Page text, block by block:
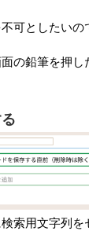
可としたいの
の鉛筆を押
索用文字列を